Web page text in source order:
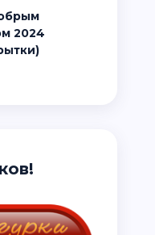
2024